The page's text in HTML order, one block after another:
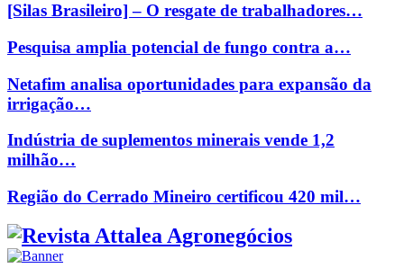
[Silas Brasileiro] – O resgate de trabalhadores…
Pesquisa amplia potencial de fungo contra a…
Netafim analisa oportunidades para expansão da
irrigação…
Indústria de suplementos minerais vende 1,2
milhão…
Região do Cerrado Mineiro certificou 420 mil…
Facebook
Twitter
Instagram
Linkedin
Youtube
Email